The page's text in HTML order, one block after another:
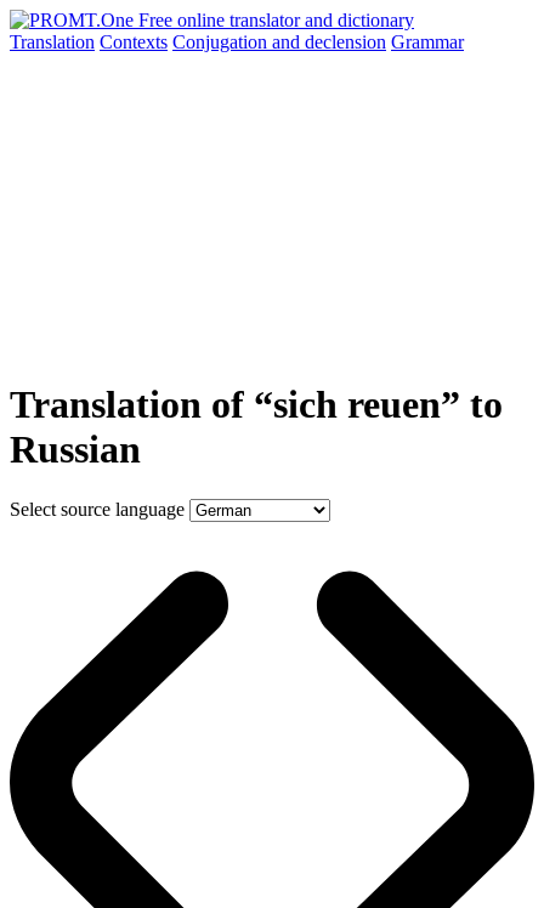
Translation Contexts Conjugation and declension Grammar
Translation of “sich reuen” to
Russian
Select source language